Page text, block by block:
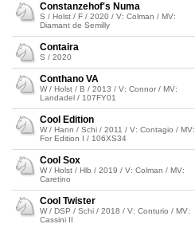
Constanzehof's Numa
S / Holst / F / 2020 / V: Colman / MV:
Diamant de Semilly
Contaira
S / 2020
Conthano VA
W / Holst / B / 2013 / V: Connor / MV:
Landadel / 107FY01
Cool Edition
W / Hann / Schi / 2011 / V: Contagio / MV:
For Edition I / 106XS34
Cool Sox
W / Holst / Hlb / 2019 / V: Colman / MV:
Caretino
Cool Twister
W / DSP / Schi / 2018 / V: Conturio / MV:
Cassini II